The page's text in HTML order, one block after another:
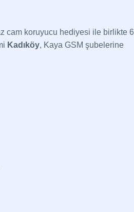
cam koruyucu hediyesi ile birlikte 6
Kadıköy, Kaya GSM şubelerine